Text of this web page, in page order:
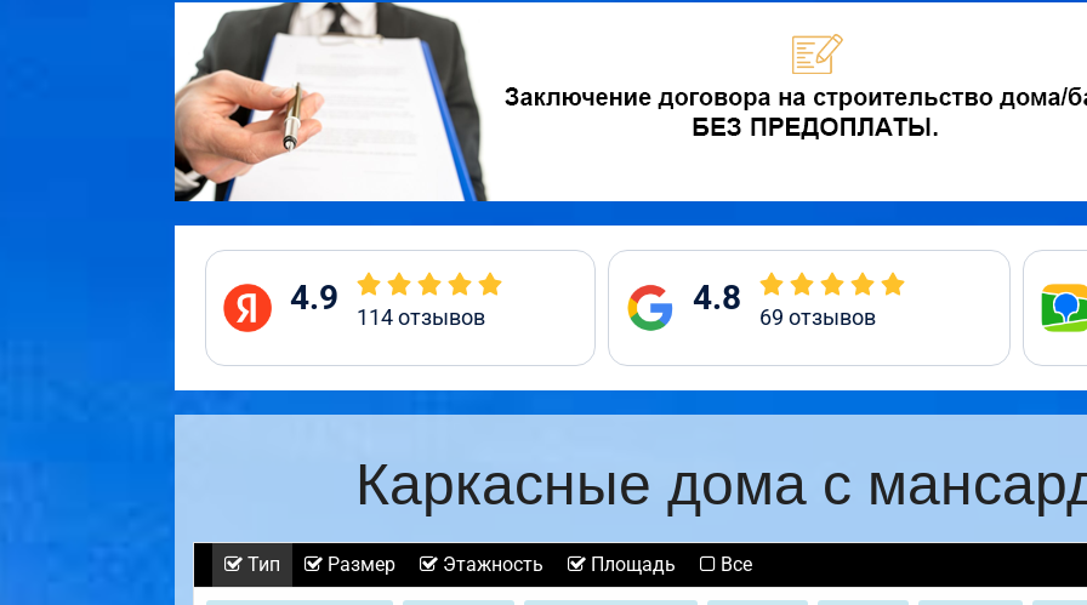
4.9 114отзывов 4.8 69 отзывов
Каркасные дома с
Тип Размер Этажность Площадь Все